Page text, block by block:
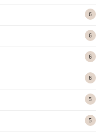
6
6
6
6
5
5